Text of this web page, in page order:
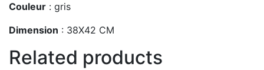
Couleur : gris
Dimension : 38X42 CM
Related products